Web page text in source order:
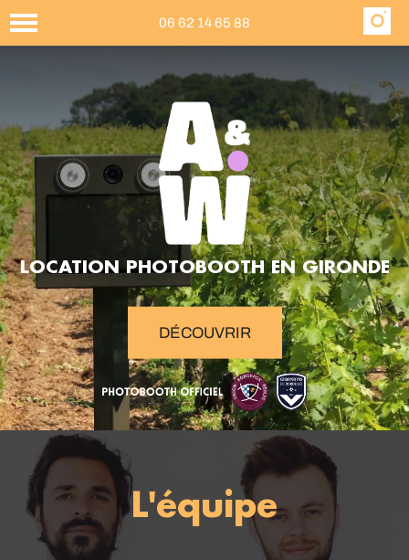
06 62 14 65 88
LOCATION PHOTOBOOTH EN GIRONDE
DÉCOUVRIR
L'équipe